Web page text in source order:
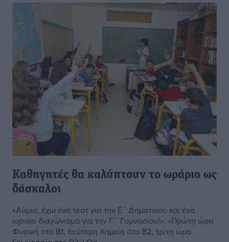
Καθηγητές θα καλύπτουν το ωράριο ως
δάσκαλοι
«Αύριο, έχω ένα τεστ για την Ε΄ Δημοτικού και ένα
ωριαίο διαγώνισμα για την Γ΄ Γυμνασίου!». «Πρώτη ώρα
Φυσική στο Β1, δεύτερη Χημεία στο Β2, τρίτη ώρα